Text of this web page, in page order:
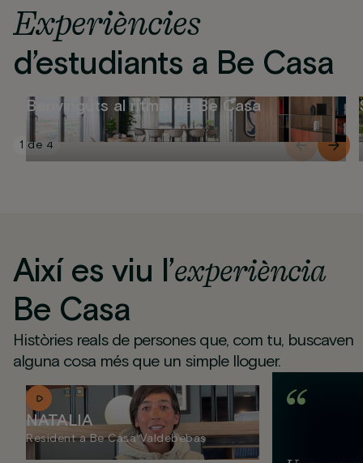
Experiències
d’estudiants a Be Casa
Benvinguts al ritme de Be Casa
1 de 4
Així es viu l’experiència
Be Casa
Històries reals de persones que, com tu, buscaven
alguna cosa més que un simple lloguer.
NATALIA
Resident a Be Casa Valdebebas